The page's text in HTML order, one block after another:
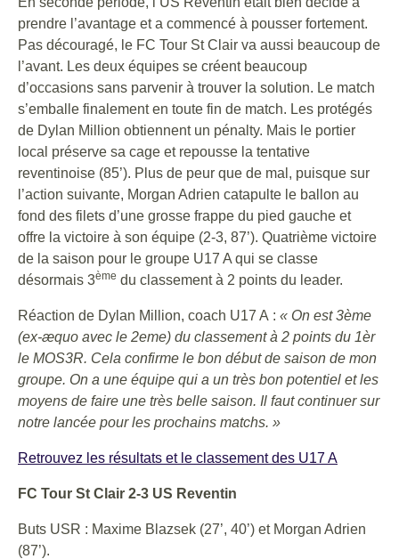
prendre l’avantage et a commencé à pousser fortement.
Pas découragé, le FC Tour St Clair va aussi beaucoup de
l’avant. Les deux équipes se créent beaucoup
d’occasions sans parvenir à trouver la solution. Le match
s’emballe finalement en toute fin de match. Les protégés
de Dylan Million obtiennent un pénalty. Mais le portier
local préserve sa cage et repousse la tentative
reventinoise (85’). Plus de peur que de mal, puisque sur
l’action suivante, Morgan Adrien catapulte le ballon au
fond des filets d’une grosse frappe du pied gauche et
offre la victoire à son équipe (2-3, 87’). Quatrième victoire
de la saison pour le groupe U17 A qui se classe
désormais 3ème du classement à 2 points du leader.
Réaction de Dylan Million, coach U17 A : « On est 3ème
(ex-æquo avec le 2eme) du classement à 2 points du 1èr
le MOS3R. Cela confirme le bon début de saison de mon
groupe. On a une équipe qui a un très bon potentiel et les
moyens de faire une très belle saison. Il faut continuer sur
notre lancée pour les prochains matchs. »
Retrouvez les résultats et le classement des U17 A
FC Tour St Clair 2-3 US Reventin
Buts USR : Maxime Blazsek (27’, 40’) et Morgan Adrien
(87’).